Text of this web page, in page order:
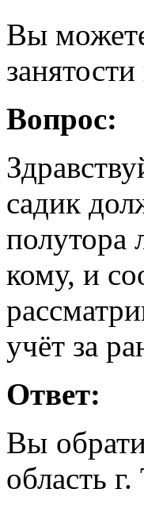
Вы
Вопрос:
садик
полутора
кому, и
учёт за
Ответ:
Вы
область